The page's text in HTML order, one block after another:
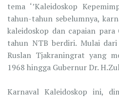
tema ‘’Kaleidoskop
tahun-tahun sebelumnya,
kaleidoskop dan capaian
tahun NTB berdiri. Mulai
Ruslan Tjakraningrat yang
1968 hingga Gubernur Dr.
Karnaval Kaleidoskop ini,